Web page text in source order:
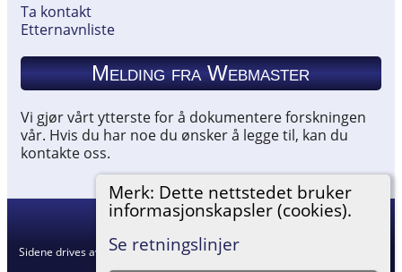
Merk: Dette nettstedet bruker
informasjonskapsler (cookies).
Se retningslinjer
Ta kontakt
Etternavnliste
Melding fra Webmaster
Vi gjør vårt ytterste for å dokumentere forskningen
vår. Hvis du har noe du ønsker å legge til, kan du
kontakte oss.
Hemneslekt©2026
Sidene drives av The Next Generation of Genealogy Sitebuilding